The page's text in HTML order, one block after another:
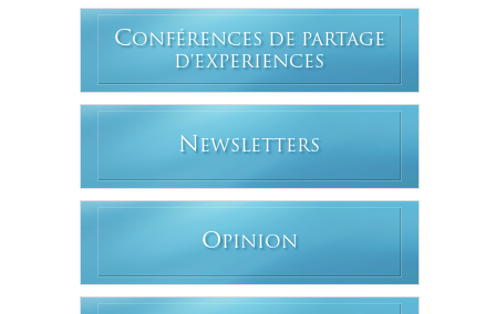
CONFÉRENCES DE PARTAGE
D'EXPERIENCES
N EWSLETTERS
OPINION